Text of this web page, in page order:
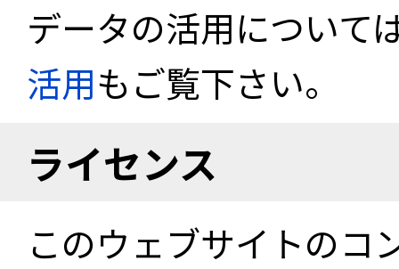
データの活用について
活用もご覧下さい。
ライセンス
このウェブサイトのコ